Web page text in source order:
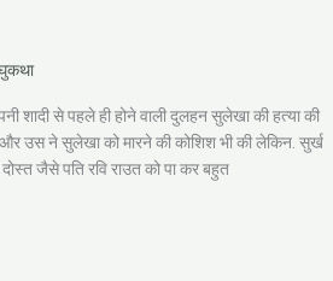
शादी से पहले ही होने वाली दुलहन सुलेखा की हत्या की
और उस ने सुलेखा को मारने की कोशिश भी की लेकिन. सुर्ख
जैसे पति रवि राउत को पा कर बहुत